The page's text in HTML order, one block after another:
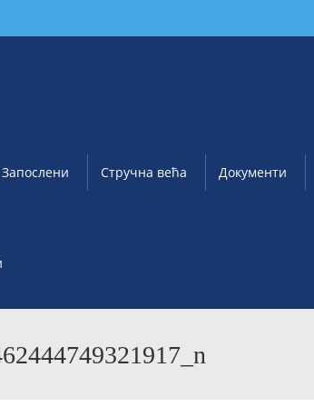
Запослени Стручна већа Документи